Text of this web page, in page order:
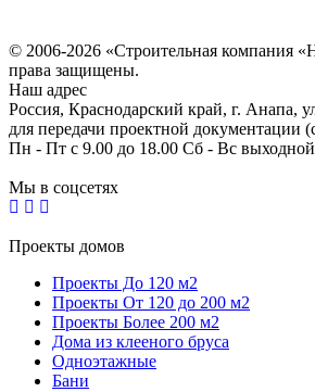
© 2006-2026 «Строительная компания
права защищены.
Наш адрес
Россия, Краснодарский край, г. Анапа,
для передачи проектной документации
Пн - Пт с 9.00 до 18.00 Сб - Вс выходной
Мы в соцсетях
Проекты домов
Проекты До 120 м2
Проекты От 120 до 200 м2
Проекты Более 200 м2
Дома из клееного бруса
Одноэтажные
Бани